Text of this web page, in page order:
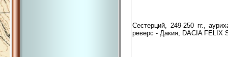
Сестерций, 249-250 гг.,
реверс - Дакия, DACIA FELIX